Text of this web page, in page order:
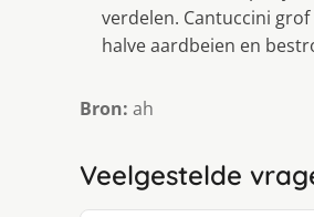
verdelen. Cantuccini
halve aardbeien en
Bron: ah
Veelgestelde